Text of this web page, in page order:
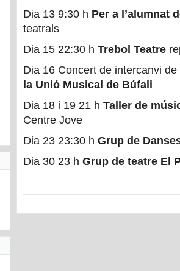
Dia 13 9:30 h Per a l’alumnat
teatrals
Dia 15 22:30 h Trebol Teatre
Dia 16 Concert de intercanvi de
la Unió Musical de Búfali
Dia 18 i 19 21 h Taller de
Centre Jove
Dia 23 23:30 h Grup de
Dia 30 23 h Grup de teatre El